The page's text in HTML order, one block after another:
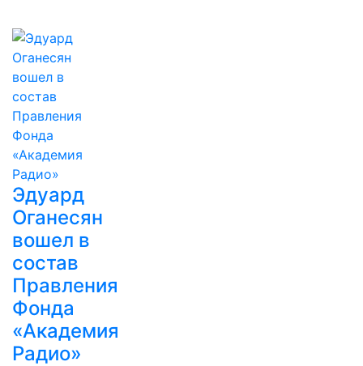
Эдуард
Оганесян
вошел в
состав
Правления
Фонда
«Академия
Радио»